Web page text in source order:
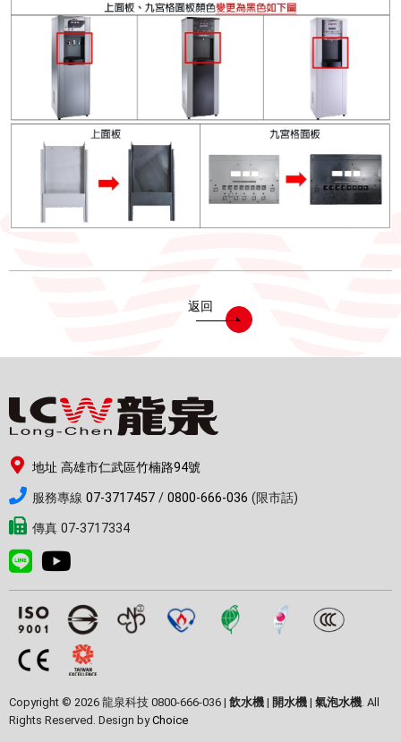
濾芯耗材
零配件
共同契約專區
返回
地址 高雄市仁武區竹楠路94號
服務專線 07-3717457 / 0800-666-036 (限市話)
傳真 07-3717334
Copyright © 2026 龍泉科技 0800-666-036 | 飲水機 | 開水機 | 氣泡水機 . All
Rights Reserved. Design byChoice